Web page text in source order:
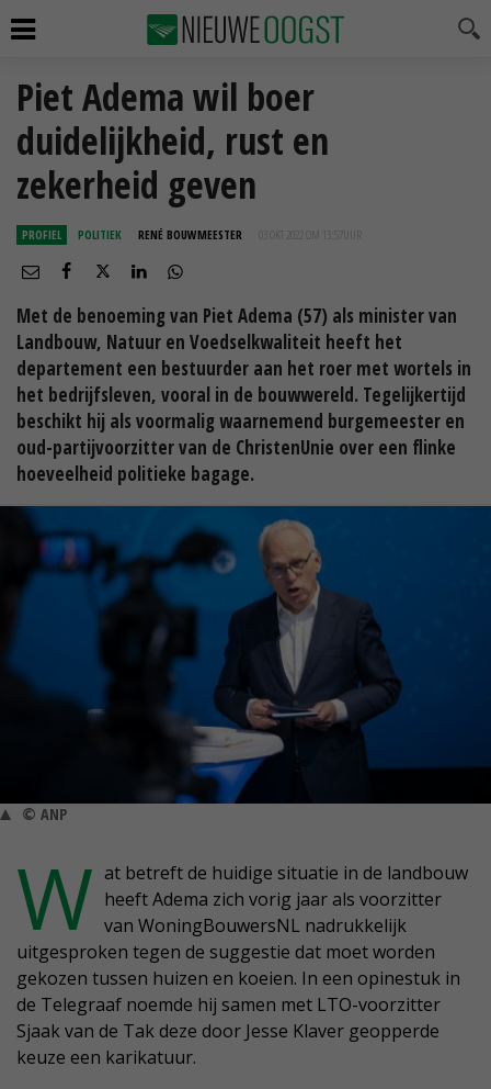
Piet Adema wil boer
duidelijkheid, rust en
zekerheid geven
PROFIEL POLITIEK RENÉ BOUWMEESTER 03 OKT 2022 OM 13:57
Met de benoeming van Piet Adema (57) als minister van
Landbouw, Natuur en Voedselkwaliteit heeft het
departement een bestuurder aan het roer met wortels in
het bedrijfsleven, vooral in de bouwwereld. Tegelijkertijd
beschikt hij als voormalig waarnemend burgemeester en
oud-partijvoorzitter van de ChristenUnie over een flinke
hoeveelheid politieke bagage.
© ANP
W at betreft de huidige situatie in de landbouw
heeft Adema zich vorig jaar als voorzitter
van WoningBouwersNL nadrukkelijk
uitgesproken tegen de suggestie dat moet worden
gekozen tussen huizen en koeien. In een opinestuk in
de Telegraaf noemde hij samen met LTO-voorzitter
Sjaak van de Tak deze door Jesse Klaver geopperde
keuze een karikatuur.